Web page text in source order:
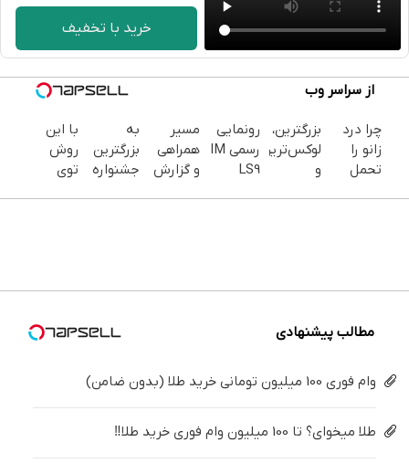
تلگرام
واتساپ
ایکس
خرید با تخفیف
از سراسر وب
چرا درد
زانو را
تحمل
کن
بزرگترین،
لوکس‌ترین
و
رونمایی
رونمایی
رسمی IM
LS9
مسیر
همراهی
و گزارش
به
بزرگترین
جشنواره
با این
روش
توی
مطالب پیشنهادی
وام فوری 100 میلیون تومانی خرید طلا (بدون ضامن)
طلا میخوای؟ تا 100 میلیون وام فوری خرید طلا‼️